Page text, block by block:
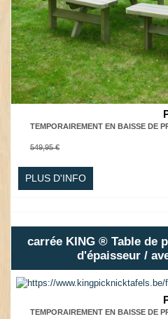
TEMPORAIREMENT EN BAISSE DE
549,95 €
PLUS D'INFO
carrée KING ® Table de
d'épaisseur /
TEMPORAIREMENT EN BAISSE DE